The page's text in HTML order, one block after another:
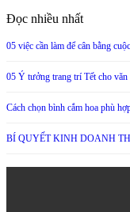
Đọc nhiều nhất
05 việc cần làm để cân bằng
05 Ý tưởng trang trí Tết cho
Cách chọn bình cắm hoa phù
BÍ QUYẾT KINH DOANH